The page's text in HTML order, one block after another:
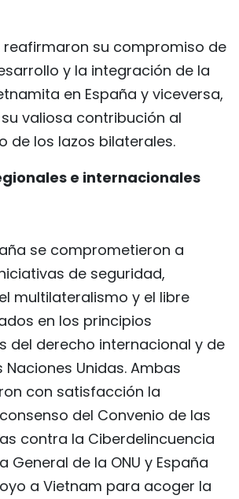
su compromiso de
y la integración de la
en España y viceversa,
valiosa contribución al
de los lazos bilaterales.
e internacionales
se comprometieron a
de seguridad,
multilateralismo y el libre
en los principios
del derecho internacional y de
Unidas. Ambas
con satisfacción la
del Convenio de las
contra la Ciberdelincuencia
General de la ONU y España
a Vietnam para acoger la